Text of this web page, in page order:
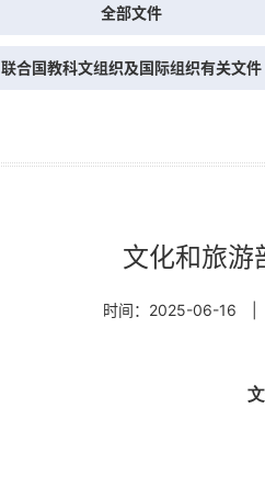
全部文件
联合国教科文组织及国际组织有关文件
文化和旅游
时间：2025-06-16